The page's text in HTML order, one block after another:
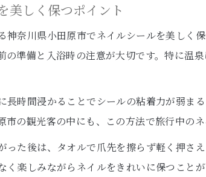
日常で
ジェル
お風呂
ネイル
入浴
トップ
美しく保つポイント
神奈川県小田原市でネイルシールを美しく
の準備と入浴時の注意が大切です。特に温
長時間浸かることでシールの粘着力が弱ま
市の観光客の中にも、この方法で旅行中の
った後は、タオルで爪先を擦らず軽く押さ
く楽しみながらネイルをきれいに保つことが